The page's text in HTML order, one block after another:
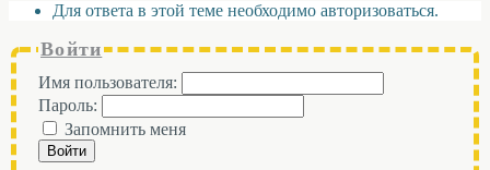
Для ответа в этой теме необходимо авторизоваться.
Войти
Имя пользователя:
Пароль:
Запомнить меня
Войти